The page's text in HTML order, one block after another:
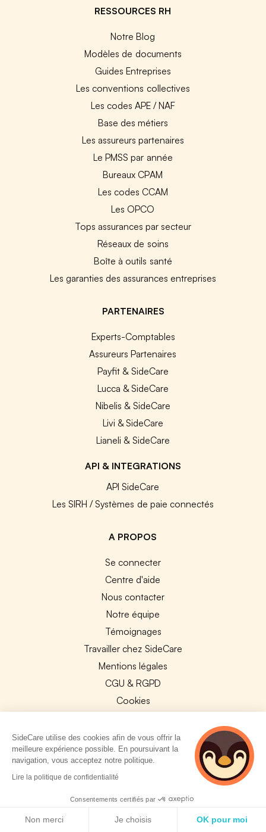
RESSOURCES RH
Notre Blog
Modèles de documents
Guides Entreprises
Les conventions collectives
Les codes APE / NAF
Base des métiers
Les assureurs partenaires
Le PMSS par année
Bureaux CPAM
Les codes CCAM
Les OPCO
Tops assurances par secteur
Réseaux de soins
Boîte à outils santé
Les garanties des assurances entreprises
PARTENAIRES
Experts-Comptables
Assureurs Partenaires
Payfit & SideCare
Lucca & SideCare
Nibelis & SideCare
Livi & SideCare
Lianeli & SideCare
API & INTEGRATIONS
API SideCare
Les SIRH / Systèmes de paie connectés
A PROPOS
Se connecter
Centre d'aide
Nous contacter
Notre équipe
Témoignages
Travailler chez SideCare
Mentions légales
CGU & RGPD
Cookies
App Store
Google Play
SideCare utilise des cookies afin de vous offrir la
meilleure expérience possible. En poursuivant la
navigation, vous acceptez notre politique.
Lire la politique de confidentialité
Consentements certifiés par
Non merci Je choisis OK pour moi
2 personnes
consultent
actuellement cette